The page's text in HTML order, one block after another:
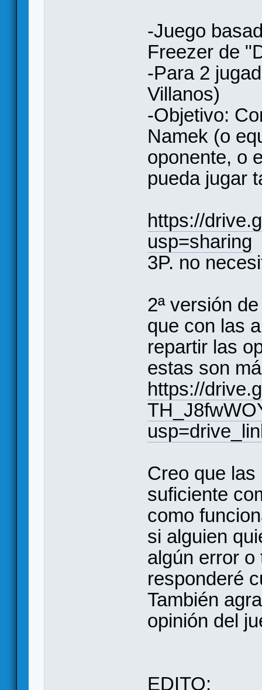
-Juego
Freezer de
-Para 2
Villanos)
-Objetivo:
Namek (o
oponente, o
pueda jugar
https://
usp=sharing
3P. no
2ª versión
que con las
repartir las
estas son
https://
Creo que
suficiente
como
si alguien
algún error o
responderé
También
opinión del
EDITO: